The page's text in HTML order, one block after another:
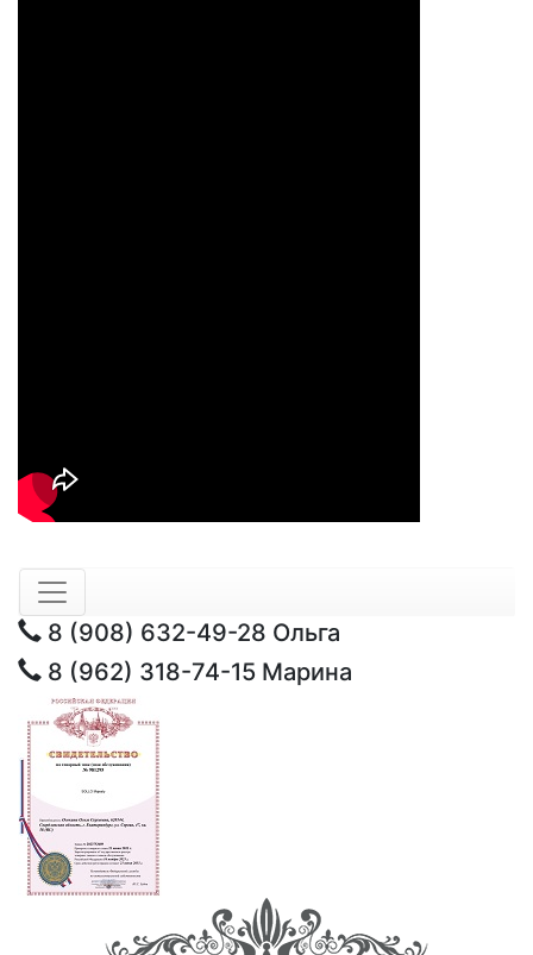
8 (908) 632-49-28 Ольга
8 (962) 318-74-15 Марина